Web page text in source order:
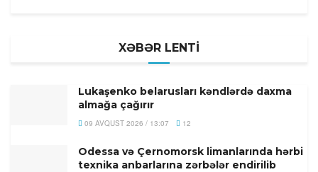
XƏBƏR LENTİ
Lukaşenko belarusları kəndlərdə daxma
almağa çağırır
09 AVQUST 2026 / 13:07 12
Odessa və Çernomorsk limanlarında hərbi
texnika anbarlarına zərbələr endirilib